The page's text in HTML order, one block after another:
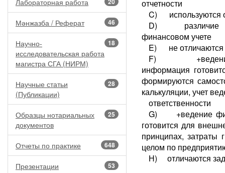
Лабораторная работа
46
Мәнжазба / Реферат
18
Научно-
исследовательская работа
магистра СГА (НИРМ)
28
Научные статьи
(Публикации)
25
Образцы нотариальных
документов
648
Отчеты по практике
53
Презентации
отчетности
C) используются
D) различие в
финансовом учете
E) не отличаются
F) +ведение
информация
формируются
калькуляции, учет
ответственности
G) +ведение
готовится для
принципах, затраты
целом по
Н) отличаются